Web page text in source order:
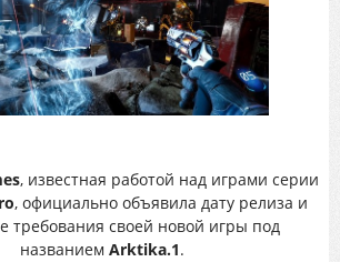
, известная работой над играми серии
, официально объявила дату релиза и
требования своей новой игры под
названием Arktika.1.